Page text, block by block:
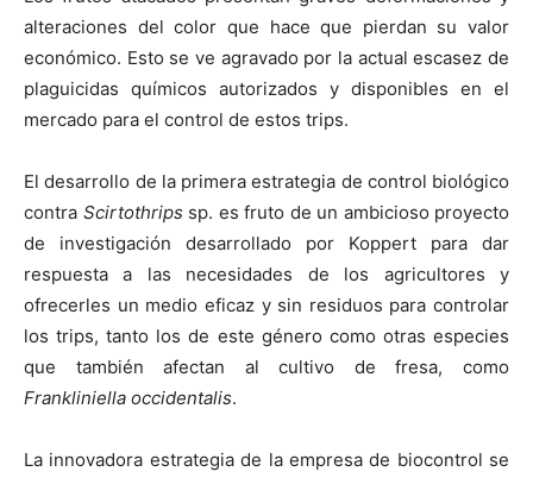
alteraciones del color que hace que pierdan su valor
económico. Esto se ve agravado por la actual escasez de
plaguicidas químicos autorizados y disponibles en el
mercado para el control de estos trips.
El desarrollo de la primera estrategia de control biológico
contra Scirtothrips sp. es fruto de un ambicioso proyecto
de investigación desarrollado por Koppert para dar
respuesta a las necesidades de los agricultores y
ofrecerles un medio eficaz y sin residuos para controlar
los trips, tanto los de este género como otras especies
que también afectan al cultivo de fresa, como
Frankliniella occidentalis.
La innovadora estrategia de la empresa de biocontrol se